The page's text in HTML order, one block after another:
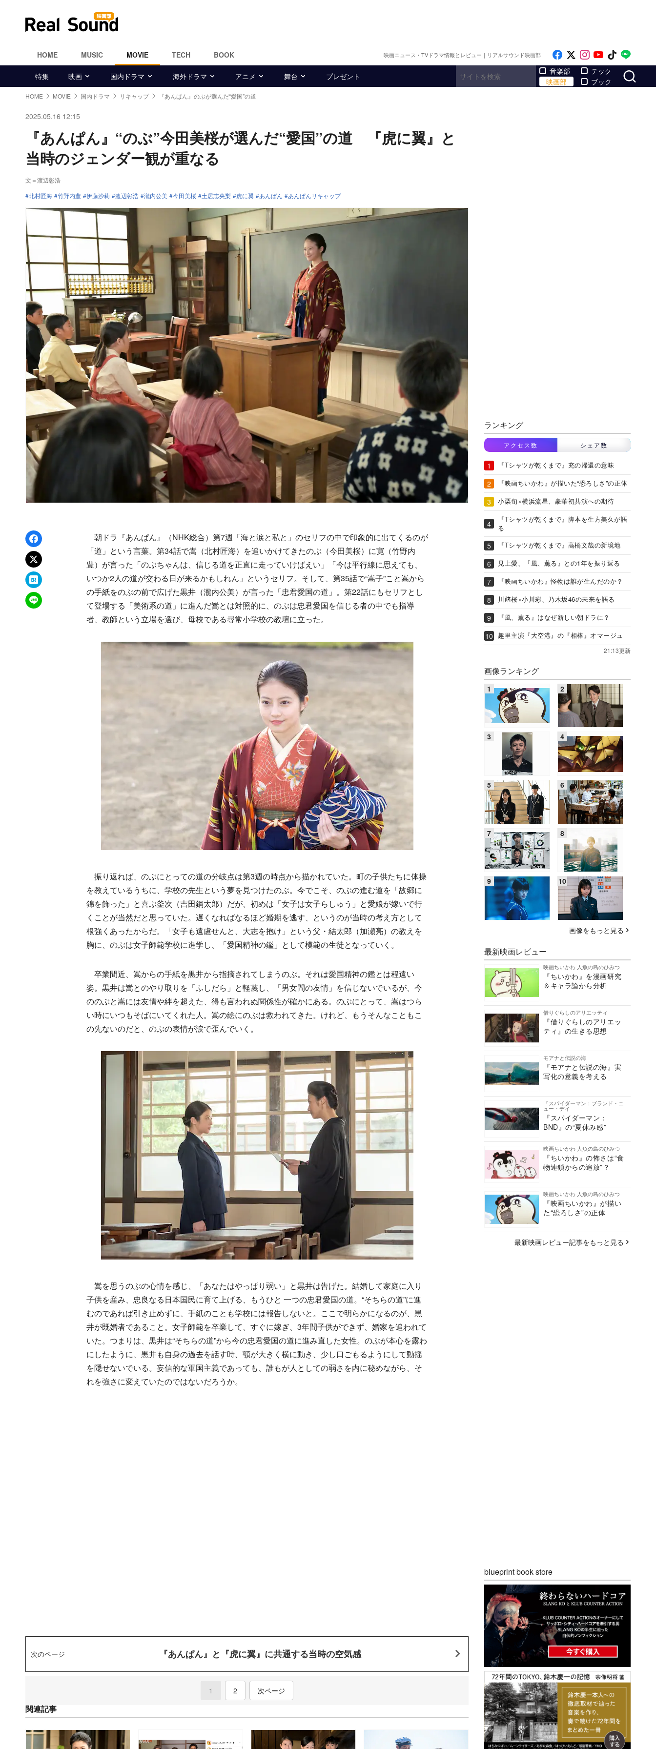
HOME MUSIC MOVIE TECH BOOK 映画ニュース・TVドラマ情報とレビュー｜リアルサウンド映画部 Like on Facebook
Follow on x
Follow on
Follow on
Follow
特集 映画 国内ドラマ 海外ドラマ アニメ 舞台 プレゼント
音楽部
映画部
テック
ブック
HOME MOVIE 国内ドラマ リキャップ 『あんぱん』のぶが選んだ“愛国”の道
2025.05.16 12:15
『あんぱん』“のぶ”今田美桜が選んだ“愛国”の道 『虎に翼』と
当時のジェンダー観が重なる
文＝渡辺彰浩
北村匠海
竹野内豊 伊藤沙莉 渡辺彰浩 瀧内公美 今田美桜 土居志央梨 虎に翼 あんぱん あんぱんリキャップ
Facebookでシェア
xでポスト
はてなブックマーク
LINEで送る
朝ドラ『あんぱん』（NHK総合）第7週「海と涙と私と」のセリフの中で印象的に出てくるのが
「道」という言葉。第34話で嵩（北村匠海）を追いかけてきたのぶ（今田美桜）に寛（竹野内
豊）が言った「のぶちゃんは、信じる道を正直に走っていけばえい」「今は平行線に思えても、
いつか2人の道が交わる日が来るかもしれん」というセリフ。そして、第35話で“嵩子”こと嵩から
の手紙をのぶの前で広げた黒井（瀧内公美）が言った「忠君愛国の道」。第22話にもセリフとし
て登場する「美術系の道」に進んだ嵩とは対照的に、のぶは忠君愛国を信じる者の中でも指導
者、教師という立場を選び、母校である尋常小学校の教壇に立った。
振り返れば、のぶにとっての道の分岐点は第3週の時点から描かれていた。町の子供たちに体操
を教えているうちに、学校の先生という夢を見つけたのぶ。今でこそ、のぶの進む道を「故郷に
錦を飾った」と喜ぶ釜次（吉田鋼太郎）だが、初めは「女子は女子らしゅう」と愛娘が嫁いで行
くことが当然だと思っていた。遅くなればなるほど婚期を逃す、というのが当時の考え方として
根強くあったからだ。「女子も遠慮せんと、大志を抱け」という父・結太郎（加瀬亮）の教えを
胸に、のぶは女子師範学校に進学し、「愛国精神の鑑」として模範の生徒となっていく。
卒業間近、嵩からの手紙を黒井から指摘されてしまうのぶ。それは愛国精神の鑑とは程遠い
姿。黒井は嵩とのやり取りを「ふしだら」と軽蔑し、「男女間の友情」を信じないでいるが、今
ののぶと嵩には友情や絆を超えた、得も言われぬ関係性が確かにある。のぶにとって、嵩はつら
い時にいつもそばにいてくれた人。嵩の絵にのぶは救われてきた。けれど、もうそんなこともこ
の先ないのだと、のぶの表情が涙で歪んでいく。
嵩を思うのぶの心情を感じ、「あなたはやっぱり弱い」と黒井は告げた。結婚して家庭に入り
子供を産み、忠良なる日本国民に育て上げる、もうひと 一つの忠君愛国の道。“そちらの道”に進
むのであれば引き止めずに、手紙のことも学校には報告しないと。ここで明らかになるのが、黒
井が既婚者であること。女子師範を卒業して、すぐに嫁ぎ、3年間子供ができず、婚家を追われて
いた。つまりは、黒井は“そちらの道”から今の忠君愛国の道に進み直した女性。のぶが本心を露わ
にしたように、黒井も自身の過去を話す時、顎が大きく横に動き、少し口ごもるようにして動揺
を隠せないでいる。妄信的な軍国主義であっても、誰もが人としての弱さを内に秘めながら、そ
れを強さに変えていたのではないだろうか。
次のページ 『あんぱん』と『虎に翼』に共通する当時の空気感
1 (current)
2 次ページ
関連記事
ランキング
アクセス数 シェア数
『Tシャツが乾くまで』充の帰還の意味
『映画ちいかわ』が描いた“恐ろしさ”の正体
小栗旬×横浜流星、豪華初共演への期待
『Tシャツが乾くまで』脚本を生方美久が語
る
『Tシャツが乾くまで』高橋文哉の新境地
見上愛、『風、薫る』との1年を振り返る
『映画ちいかわ』怪物は誰が生んだのか？
川﨑桜×小川彩、乃木坂46の未来を語る
『風、薫る』はなぜ新しい朝ドラに？
趣里主演『大空港』の『相棒』オマージュ
21:13更新
画像ランキング
画像をもっと見る
最新映画レビュー
映画ちいかわ 人魚の島のひみつ
『ちいかわ』を漫画研究
＆キャラ論から分析
借りぐらしのアリエッティ
『借りぐらしのアリエッ
ティ』の生きる思想
モアナと伝説の海
『モアナと伝説の海』実
写化の意義を考える
『スパイダーマン：ブランド・ニ
ュー・デイ
『スパイダーマン：
BND』の“夏休み感”
映画ちいかわ 人魚の島のひみつ
『ちいかわ』の怖さは“食
物連鎖からの追放”？
映画ちいかわ 人魚の島のひみつ
『映画ちいかわ』が描い
た“恐ろしさ”の正体
最新映画レビュー記事をもっと見る
blueprint book store